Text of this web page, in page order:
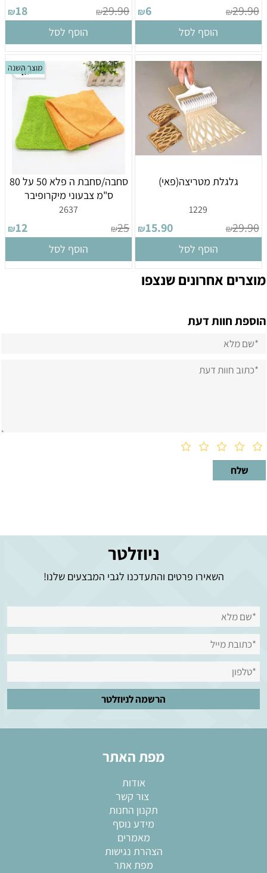
₪29.90
₪6
הוסף לסל
₪29.90
₪18
הוסף לסל
גלגלת מטריצה(פאי)
1229
₪29.90
₪15.90
הוסף לסל
מוצר השנה
סחבה/סחבת ה פלא 50 על 80
ס"מ צבעוני מיקרופיבר
2637
₪25
₪12
הוסף לסל
מוצרים אחרונים שנצפו
הוספת חוות דעת
ניוזלטר
השאירו פרטים והתעדכנו לגבי המבצעים שלנו!
מפת האתר
אודות
צור קשר
תקנון החנות
מידע נוסף
מאמרים
הצהרת נגישות
מפת אתר